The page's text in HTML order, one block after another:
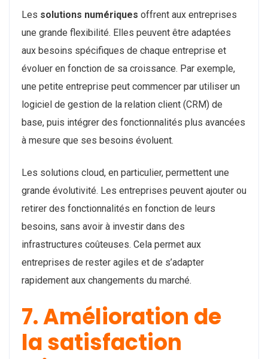
Les solutions numériques offrent aux entreprises
une grande flexibilité. Elles peuvent être adaptées
aux besoins spécifiques de chaque entreprise et
évoluer en fonction de sa croissance. Par exemple,
une petite entreprise peut commencer par utiliser un
logiciel de gestion de la relation client (CRM) de
base, puis intégrer des fonctionnalités plus avancées
à mesure que ses besoins évoluent.
Les solutions cloud, en particulier, permettent une
grande évolutivité. Les entreprises peuvent ajouter ou
retirer des fonctionnalités en fonction de leurs
besoins, sans avoir à investir dans des
infrastructures coûteuses. Cela permet aux
entreprises de rester agiles et de s’adapter
rapidement aux changements du marché.
7. Amélioration de
la satisfaction